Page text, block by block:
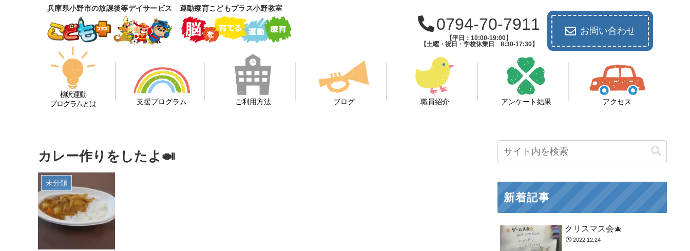
兵庫県小野市の放課後等デイサービス 運動療育こどもプラス小野教室
0794-70-7911
【平日：10:00-19:00】
【土曜・祝日・学校休業日 8:30-17:30】
お問い合わせ
柳沢運動
プログラムとは
支援プログラム ご利用方法 ブログ 職員紹介 アンケート結果 アクセス
カレー作りをしたよ🍛
未分類
新着記事
クリスマス会🎄
2022.12.24